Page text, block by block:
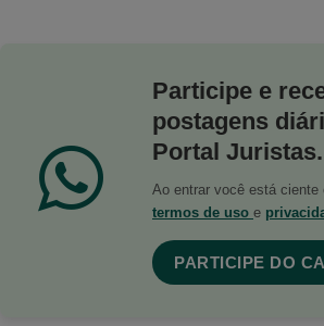
Participe e
postagens
Portal Juristas.
Ao entrar você está ciente
termos de uso e
PARTICIPE DO